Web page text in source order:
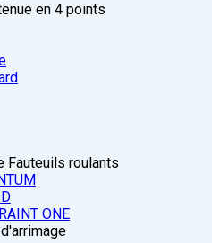
en 4 points
Fauteuils roulants
ONE